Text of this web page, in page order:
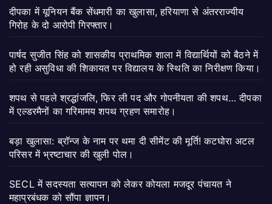
दीपका में यूनियन बैंक सेंधमारी का खुलासा, हरियाणा से अंतरराज्यीय
गिरोह के दो आरोपी गिरफ्तार।
पार्षद सुजीत सिंह को शासकीय प्राथमिक शाला में विद्यार्थियों को बैठने में
हो रही असुविधा की शिकायत पर विद्यालय के स्थिति का निरीक्षण किया।
शपथ से पहले श्रद्धांजलि, फिर ली पद और गोपनीयता की शपथ… दीपका
में एल्डरमैनों का गरिमामय शपथ ग्रहण समारोह।
बड़ा खुलासा: ब्रॉन्ज के नाम पर थमा दी सीमेंट की मूर्ति! कटघोरा अटल
परिसर में भ्रष्टाचार की खुली पोल।
SECL में सदस्यता सत्यापन को लेकर कोयला मजदूर पंचायत ने
महाप्रबंधक को सौंपा ज्ञापन।